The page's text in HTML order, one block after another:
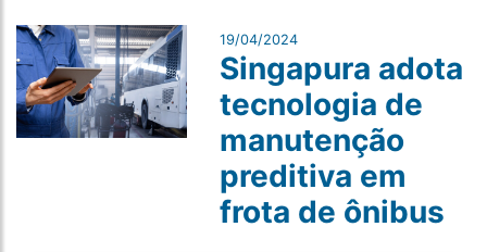
19/04/2024
Singapura adota
tecnologia de
manutenção
preditiva em
frota de ônibus